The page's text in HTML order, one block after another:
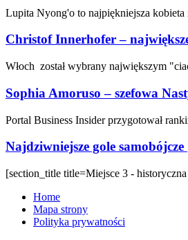
Lupita Nyong'o to najpiękniejsza kobieta
Christof Innerhofer –
Włoch został wybrany największym
Sophia Amoruso – szefowa
Portal Business Insider przygotował
Najdziwniejsze gole
[section_title title=Miejsce 3 -
Home
Mapa strony
Polityka prywatności